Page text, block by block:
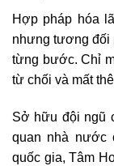
Hợp pháp hóa
nhưng tương đối
từng bước. Chỉ
từ chối và mất
Sở hữu đội ngũ
quan nhà nước
quốc gia, Tâm